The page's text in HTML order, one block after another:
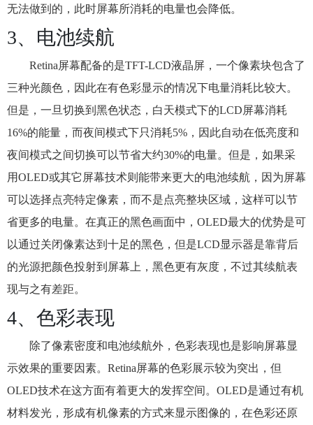
无法做到的，此时屏幕所消耗的电量也会降低。
3、电池续航
Retina屏幕配备的是TFT-LCD液晶屏，一个像素块包含了
三种光颜色，因此在有色彩显示的情况下电量消耗比较大。
但是，一旦切换到黑色状态，白天模式下的LCD屏幕消耗
16%的能量，而夜间模式下只消耗5%，因此自动在低亮度和
夜间模式之间切换可以节省大约30%的电量。但是，如果采
用OLED或其它屏幕技术则能带来更大的电池续航，因为屏幕
可以选择点亮特定像素，而不是点亮整块区域，这样可以节
省更多的电量。在真正的黑色画面中，OLED最大的优势是可
以通过关闭像素达到十足的黑色，但是LCD显示器是靠背后
的光源把颜色投射到屏幕上，黑色更有灰度，不过其续航表
现与之有差距。
4、色彩表现
除了像素密度和电池续航外，色彩表现也是影响屏幕显
示效果的重要因素。Retina屏幕的色彩展示较为突出，但
OLED技术在这方面有着更大的发挥空间。OLED是通过有机
材料发光，形成有机像素的方式来显示图像的，在色彩还原